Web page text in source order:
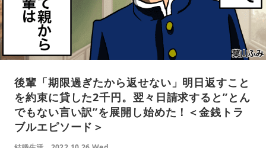
後輩「期限過ぎたから返せない」明日返すこと
を約束に貸した2千円。翌々日請求すると”とん
でもない言い訳”を展開し始めた！＜金銭トラ
ブルエピソード＞